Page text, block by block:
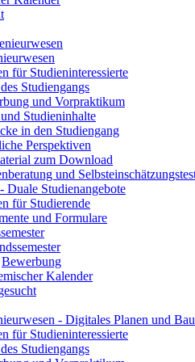
für Studieninteressierte
Studiengangs
und Vorpraktikum
Studieninhalte
in den Studiengang
Perspektiven
zum Download
und
Duale Studienangebote
für Studierende
und Formulare
Bewerbung
Kalender
- Digitales Planen und
für Studieninteressierte
Studiengangs